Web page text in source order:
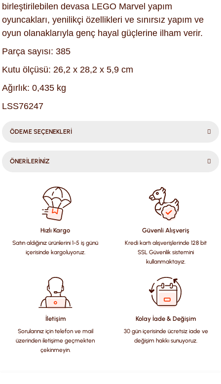
birleştirilebilen devasa LEGO Marvel yapım
oyuncakları, yenilikçi özellikleri ve sınırsız yapım ve
oyun olanaklarıyla genç hayal güçlerine ilham verir.
Parça sayısı: 385
Kutu ölçüsü: 26,2 x 28,2 x 5,9 cm
Ağırlık: 0,435 kg
LSS76247
ÖDEME SEÇENEKLERİ
ÖNERİLERİNİZ
konularda yetersiz gördüğünüz noktaları öneri formunu
kullanarak tarafımıza iletebilirsiniz.
Görüş ve önerileriniz için teşekkür ederiz.
Ürün resmi kalitesiz, bozuk veya görüntülenemiyor.
Ürün açıklamasında eksik bilgiler bulunuyor.
Ürün bilgilerinde hatalar bulunuyor.
Ürün fiyatı diğer sitelerden daha pahalı.
Bu ürüne benzer farklı alternatifler olmalı.
Hızlı Kargo
Satın aldığınız ürünlerini 1-5 iş günü
içerisinde kargoluyoruz.
Güvenli Alışveriş
Kredi kartı alışverişlerinde 128 bit
SSL Güvenlik sistemini
kullanmaktayız.
İletişim
Sorularınız için telefon ve mail
üzerinden iletişime geçmekten
çekinmeyin.
Kolay İade & Değişim
30 gün içerisinde ücretsiz iade ve
değişim hakkı sunuyoruz.